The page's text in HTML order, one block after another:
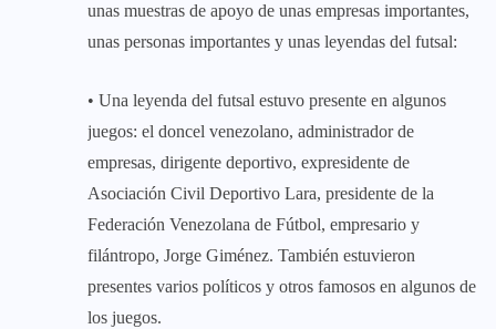
unas muestras de apoyo de unas empresas importantes,
unas personas importantes y unas leyendas del futsal:
• Una leyenda del futsal estuvo presente en algunos
juegos: el doncel venezolano, administrador de
empresas, dirigente deportivo, expresidente de
Asociación Civil Deportivo Lara, presidente de la
Federación Venezolana de Fútbol, empresario y
filántropo, Jorge Giménez. También estuvieron
presentes varios políticos y otros famosos en algunos de
los juegos.